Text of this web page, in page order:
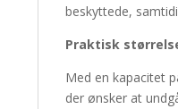
beskyttede,
Praktisk
Med en kapacitet
der ønsker at